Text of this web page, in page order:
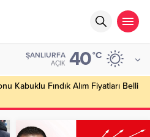
ŞANLIURFA
AÇIK 40°C
Kabuklu Fındık Alım Fiyatları Belli